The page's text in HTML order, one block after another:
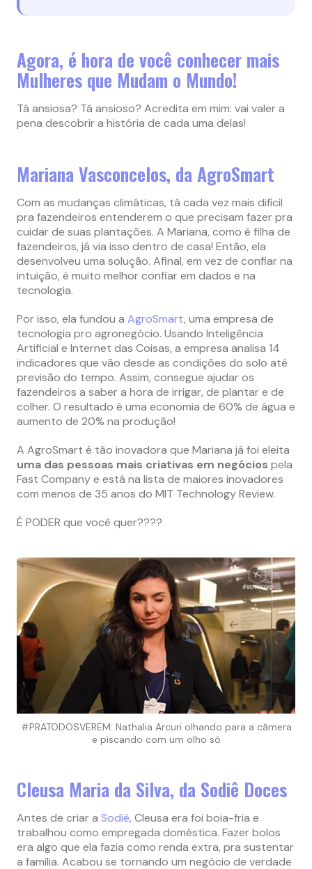
Agora, é hora de você conhecer mais
Mulheres que Mudam o Mundo!
Tá ansiosa? Tá ansioso? Acredita em mim: vai valer a
pena descobrir a história de cada uma delas!
Mariana Vasconcelos, da AgroSmart
Com as mudanças climáticas, tá cada vez mais difícil
pra fazendeiros entenderem o que precisam fazer pra
cuidar de suas plantações. A Mariana, como é filha de
fazendeiros, já via isso dentro de casa! Então, ela
desenvolveu uma solução. Afinal, em vez de confiar na
intuição, é muito melhor confiar em dados e na
tecnologia.
Por isso, ela fundou a AgroSmart, uma empresa de
tecnologia pro agronegócio. Usando Inteligência
Artificial e Internet das Coisas, a empresa analisa 14
indicadores que vão desde as condições do solo até
previsão do tempo. Assim, consegue ajudar os
fazendeiros a saber a hora de irrigar, de plantar e de
colher. O resultado é uma economia de 60% de água e
aumento de 20% na produção!
A AgroSmart é tão inovadora que Mariana já foi eleita
uma das pessoas mais criativas em negócios pela
Fast Company e está na lista de maiores inovadores
com menos de 35 anos do MIT Technology Review.
É PODER que você quer????
#PRATODOSVEREM: Nathalia Arcuri olhando para a câmera
e piscando com um olho só
Cleusa Maria da Silva, da Sodiê Doces
Antes de criar a Sodiê, Cleusa era foi boia-fria e
trabalhou como empregada doméstica. Fazer bolos
era algo que ela fazia como renda extra, pra sustentar
a família. Acabou se tornando um negócio de verdade